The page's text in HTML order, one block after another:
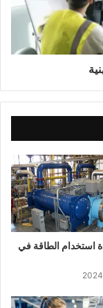
استخدام الطاقة في